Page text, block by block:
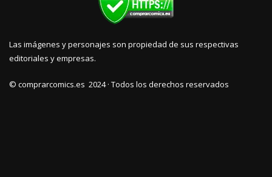
Las imágenes y personajes son propiedad de sus respectivas
editoriales y empresas.
© comprarcomics.es 2024 · Todos los derechos reservados